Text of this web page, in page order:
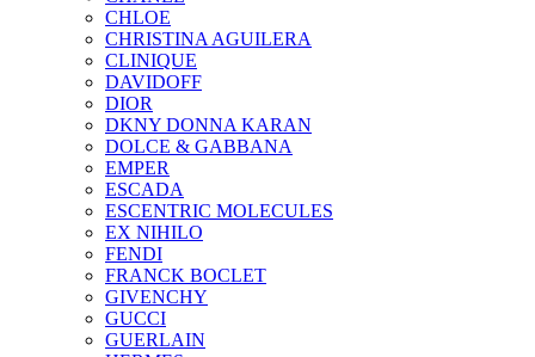
CHLOE
CHRISTINA AGUILERA
CLINIQUE
DAVIDOFF
DIOR
DKNY DONNA KARAN
DOLCE & GABBANA
EMPER
ESCADA
ESCENTRIC MOLECULES
EX NIHILO
FENDI
FRANCK BOCLET
GIVENCHY
GUCCI
GUERLAIN